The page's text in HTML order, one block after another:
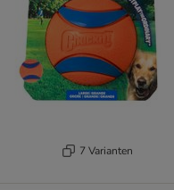
7 Varianten